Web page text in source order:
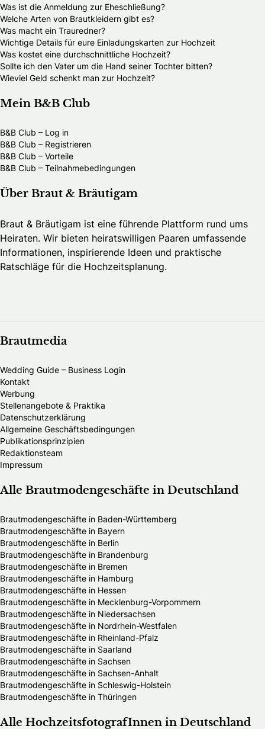
Was ist die Anmeldung zur Eheschließung?
Welche Arten von Brautkleidern gibt es?
Was macht ein Trauredner?
Wichtige Details für eure Einladungskarten zur Hochzeit
Was kostet eine durchschnittliche Hochzeit?
Sollte ich den Vater um die Hand seiner Tochter bitten?
Wieviel Geld schenkt man zur Hochzeit?
Mein B&B Club
B&B Club – Log in
B&B Club – Registrieren
B&B Club – Vorteile
B&B Club – Teilnahmebedingungen
Über Braut & Bräutigam
Braut & Bräutigam ist eine führende Plattform rund ums
Heiraten. Wir bieten heiratswilligen Paaren umfassende
Informationen, inspirierende Ideen und praktische
Ratschläge für die Hochzeitsplanung.
Brautmedia
Wedding Guide – Business Login
Kontakt
Werbung
Stellenangebote & Praktika
Datenschutzerklärung
Allgemeine Geschäftsbedingungen
Publikationsprinzipien
Redaktionsteam
Impressum
Alle Brautmodengeschäfte in Deutschland
Brautmodengeschäfte in Baden-Württemberg
Brautmodengeschäfte in Bayern
Brautmodengeschäfte in Berlin
Brautmodengeschäfte in Brandenburg
Brautmodengeschäfte in Bremen
Brautmodengeschäfte in Hamburg
Brautmodengeschäfte in Hessen
Brautmodengeschäfte in Mecklenburg-Vorpommern
Brautmodengeschäfte in Niedersachsen
Brautmodengeschäfte in Nordrhein-Westfalen
Brautmodengeschäfte in Rheinland-Pfalz
Brautmodengeschäfte in Saarland
Brautmodengeschäfte in Sachsen
Brautmodengeschäfte in Sachsen-Anhalt
Brautmodengeschäfte in Schleswig-Holstein
Brautmodengeschäfte in Thüringen
Alle HochzeitsfotografInnen in Deutschland